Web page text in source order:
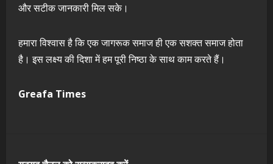
और सटीक जानकारी मिल सके।
हमारा विश्वास है कि एक जागरूक समाज ही एक सशक्त समाज होता
है। इस लक्ष्य की दिशा में हम पूरी निष्ठा के साथ काम करते हैं।
Greafa Times